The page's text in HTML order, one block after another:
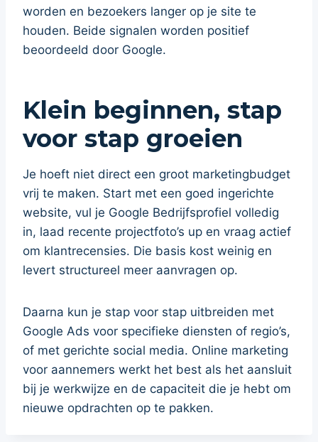
worden en bezoekers langer op je site te
houden. Beide signalen worden positief
beoordeeld door Google.
Klein beginnen, stap
voor stap groeien
Je hoeft niet direct een groot marketingbudget
vrij te maken. Start met een goed ingerichte
website, vul je Google Bedrijfsprofiel volledig
in, laad recente projectfoto’s up en vraag actief
om klantrecensies. Die basis kost weinig en
levert structureel meer aanvragen op.
Daarna kun je stap voor stap uitbreiden met
Google Ads voor specifieke diensten of regio’s,
of met gerichte social media. Online marketing
voor aannemers werkt het best als het aansluit
bij je werkwijze en de capaciteit die je hebt om
nieuwe opdrachten op te pakken.